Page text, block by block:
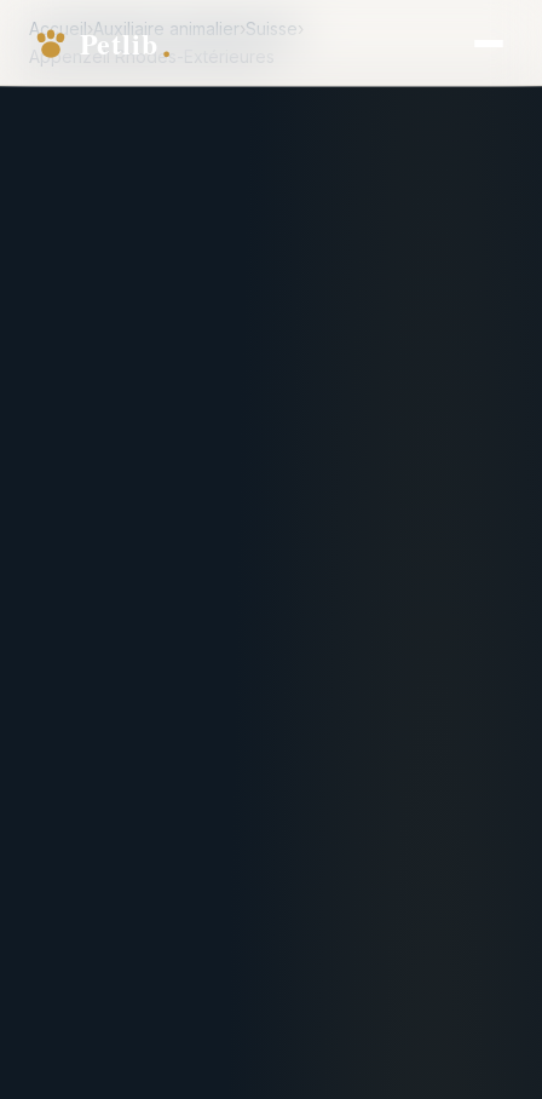
Accueil›Auxiliaire animalier›Suisse›
Appenzell Rhodes-Extérieures